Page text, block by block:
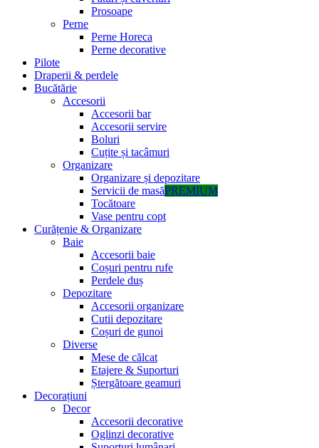
Prosoape
Perne
Perne Horeca
Perne decorative
Pilote
Draperii & perdele
Bucătărie
Accesorii
Accesorii bar
Accesorii servire
Boluri
Cuțite și tacâmuri
Organizare
Organizare și depozitare
Servicii de masăPREMIUM
Tocătoare
Vase pentru copt
Curățenie & Organizare
Baie
Accesorii baie
Coșuri pentru rufe
Perdele duș
Depozitare
Accesorii organizare
Cutii depozitare
Coșuri de gunoi
Diverse
Mese de călcat
Etajere & Suporturi
Ștergătoare geamuri
Decorațiuni
Decor
Accesorii decorative
Oglinzi decorative